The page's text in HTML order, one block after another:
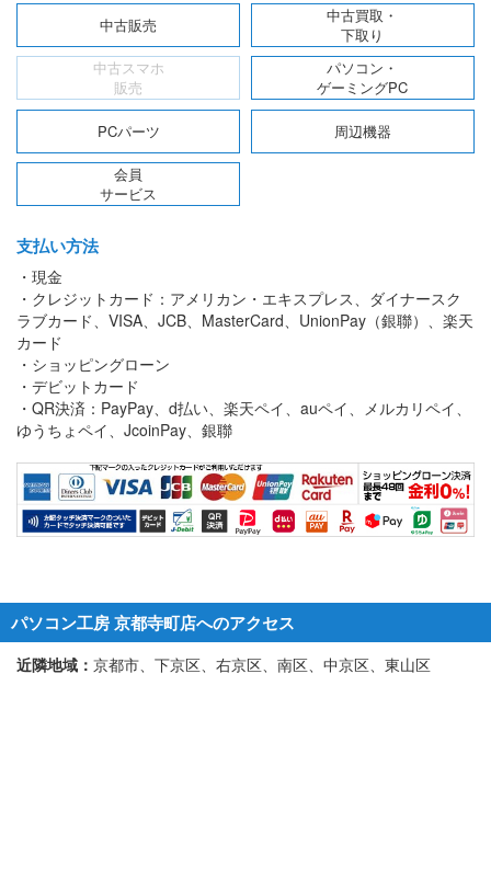
中古販売
中古買取・
下取り
中古スマホ
販売
パソコン・
ゲーミングPC
PCパーツ 周辺機器
会員
サービス
支払い方法
・現金
・クレジットカード：アメリカン・エキスプレス、ダイナースク
ラブカード、VISA、JCB、MasterCard、UnionPay（銀聯）、楽天
カード
・ショッピングローン
・デビットカード
・QR決済：PayPay、d払い、楽天ペイ、auペイ、メルカリペイ、
ゆうちょペイ、JcoinPay、銀聯
パソコン工房 京都寺町店へのアクセス
近隣地域： 京都市、下京区、右京区、南区、中京区、東山区